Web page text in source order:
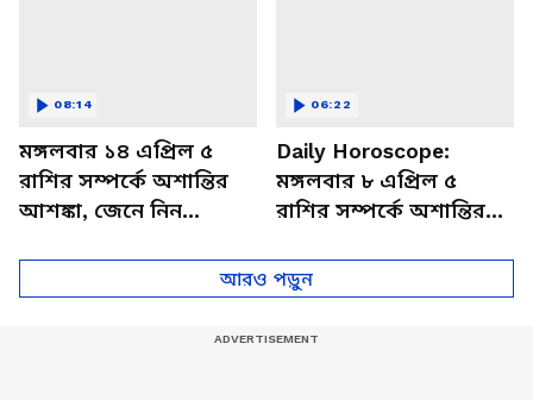
মঙ্গলবার ১৪ এপ্রিল ৫
রাশির সম্পর্কে অশান্তির
আশঙ্কা, জেনে নিন
08:14
Daily Horoscope:
মঙ্গলবার ৮ এপ্রিল ৫
রাশির সম্পর্কে অশান্তির
আজকের রাশিফল
06:22
আরও পড়ুন